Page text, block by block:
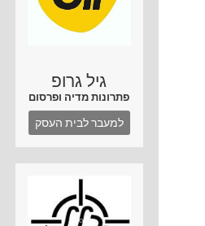
גיל גרופ
פתרונות מדיה ופרסום
למעבר לבית העסק